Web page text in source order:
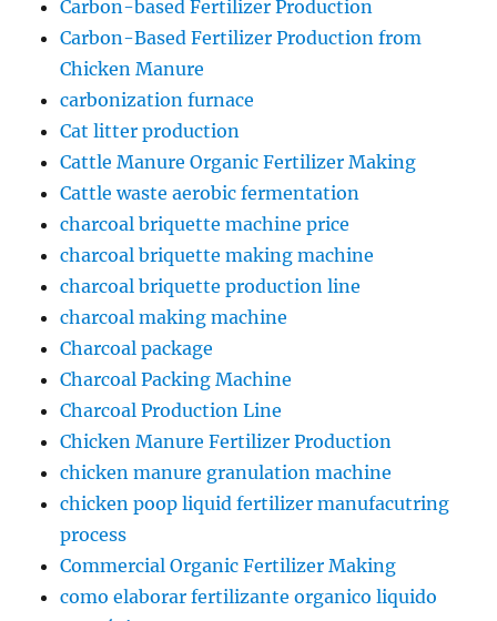
Carbon-based Fertilizer Production
Carbon-Based Fertilizer Production from
Chicken Manure
carbonization furnace
Cat litter production
Cattle Manure Organic Fertilizer Making
Cattle waste aerobic fermentation
charcoal briquette machine price
charcoal briquette making machine
charcoal briquette production line
charcoal making machine
Charcoal package
Charcoal Packing Machine
Charcoal Production Line
Chicken Manure Fertilizer Production
chicken manure granulation machine
chicken poop liquid fertilizer manufacutring
process
Commercial Organic Fertilizer Making
como elaborar fertilizante organico liquido